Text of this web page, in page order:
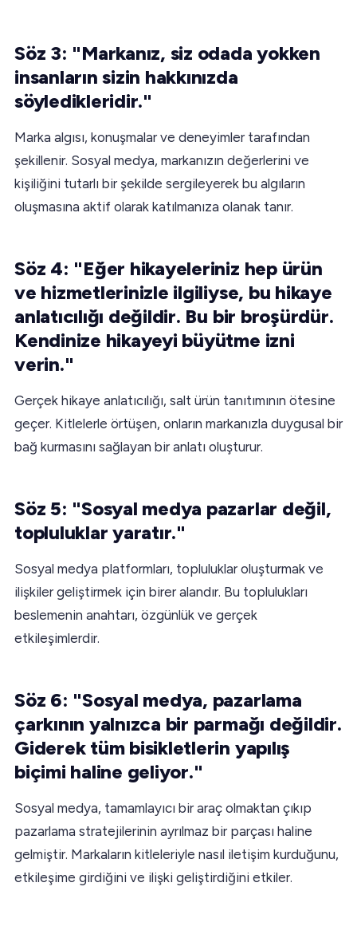
Söz 3: "Markanız, siz odada yokken
insanların sizin hakkınızda
söyledikleridir."
Marka algısı, konuşmalar ve deneyimler tarafından
şekillenir. Sosyal medya, markanızın değerlerini ve
kişiliğini tutarlı bir şekilde sergileyerek bu algıların
oluşmasına aktif olarak katılmanıza olanak tanır.
Söz 4: "Eğer hikayeleriniz hep ürün
ve hizmetlerinizle ilgiliyse, bu hikaye
anlatıcılığı değildir. Bu bir broşürdür.
Kendinize hikayeyi büyütme izni
verin."
Gerçek hikaye anlatıcılığı, salt ürün tanıtımının ötesine
geçer. Kitlelerle örtüşen, onların markanızla duygusal bir
bağ kurmasını sağlayan bir anlatı oluşturur.
Söz 5: "Sosyal medya pazarlar değil,
topluluklar yaratır."
Sosyal medya platformları, topluluklar oluşturmak ve
ilişkiler geliştirmek için birer alandır. Bu toplulukları
beslemenin anahtarı, özgünlük ve gerçek
etkileşimlerdir.
Söz 6: "Sosyal medya, pazarlama
çarkının yalnızca bir parmağı değildir.
Giderek tüm bisikletlerin yapılış
biçimi haline geliyor."
Sosyal medya, tamamlayıcı bir araç olmaktan çıkıp
pazarlama stratejilerinin ayrılmaz bir parçası haline
gelmiştir. Markaların kitleleriyle nasıl iletişim kurduğunu,
etkileşime girdiğini ve ilişki geliştirdiğini etkiler.